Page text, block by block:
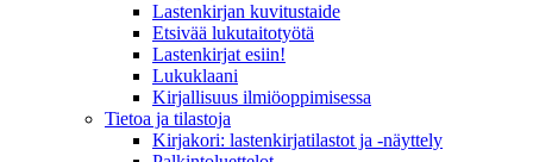
Lastenkirjan kuvitustaide
Etsivää lukutaitotyötä
Lastenkirjat esiin!
Lukuklaani
Kirjallisuus ilmiöoppimisessa
Tietoa ja tilastoja
Kirjakori: lastenkirjatilastot ja -näyttely